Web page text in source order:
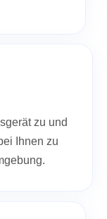
zu und
Ihnen zu